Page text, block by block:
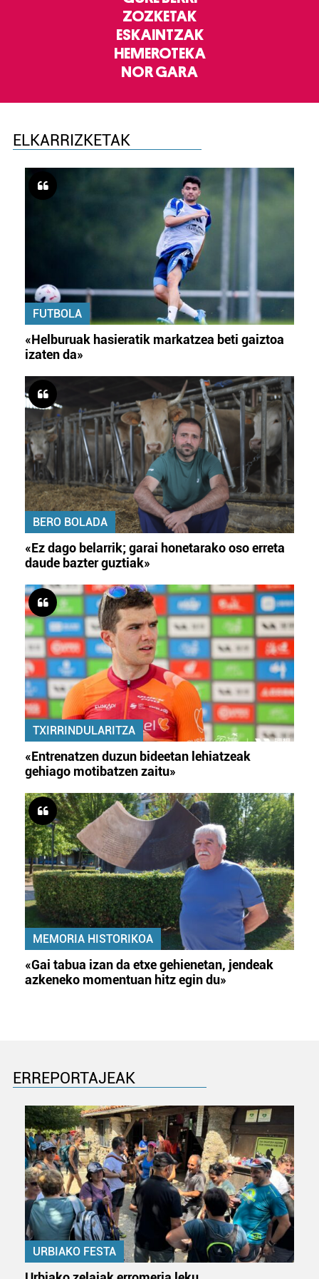
ZOZKETAK
ESKAINTZAK
HEMEROTEKA
NOR GARA
ELKARRIZKETAK
FUTBOLA
«Helburuak hasieratik markatzea beti gaiztoa
izaten da»
BERO BOLADA
«Ez dago belarrik; garai honetarako oso erreta
daude bazter guztiak»
TXIRRINDULARITZA
«Entrenatzen duzun bideetan lehiatzeak
gehiago motibatzen zaitu»
MEMORIA HISTORIKOA
«Gai tabua izan da etxe gehienetan, jendeak
azkeneko momentuan hitz egin du»
ERREPORTAJEAK
URBIAKO FESTA